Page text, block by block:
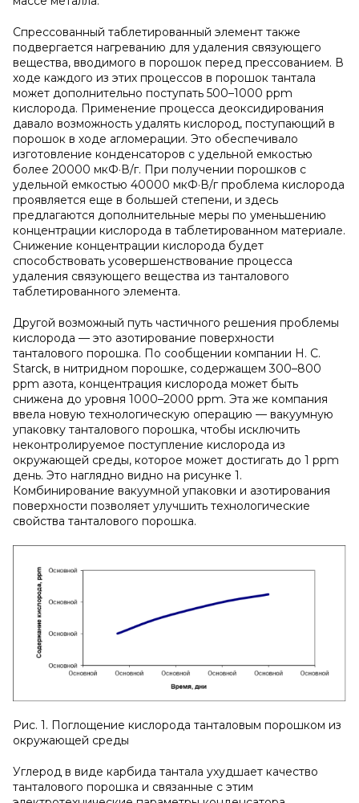
Спрессованный таблетированный элемент также
подвергается нагреванию для удаления связующего
вещества, вводимого в порошок перед прессованием. В
ходе каждого из этих процессов в порошок тантала
может дополнительно поступать 500–1000 ppm
кислорода. Применение процесса деоксидирования
давало возможность удалять кислород, поступающий в
порошок в ходе агломерации. Это обеспечивало
изготовление конденсаторов с удельной емкостью
более 20000 мкФ·В/г. При получении порошков с
удельной емкостью 40000 мкФ·В/г проблема кислорода
проявляется еще в большей степени, и здесь
предлагаются дополнительные меры по уменьшению
концентрации кислорода в таблетированном материале.
Снижение концентрации кислорода будет
способствовать усовершенствование процесса
удаления связующего вещества из танталового
таблетированного элемента.
Другой возможный путь частичного решения проблемы
кислорода — это азотирование поверхности
танталового порошка. По сообщении компании H. C.
Starck, в нитридном порошке, содержащем 300–800
ppm азота, концентрация кислорода может быть
снижена до уровня 1000–2000 ppm. Эта же компания
ввела новую технологическую операцию — вакуумную
упаковку танталового порошка, чтобы исключить
неконтролируемое поступление кислорода из
окружающей среды, которое может достигать до 1 ppm
день. Это наглядно видно на рисунке 1.
Комбинирование вакуумной упаковки и азотирования
поверхности позволяет улучшить технологические
свойства танталового порошка.
Рис. 1. Поглощение кислорода танталовым порошком из
окружающей среды
Углерод в виде карбида тантала ухудшает качество
танталового порошка и связанные с этим